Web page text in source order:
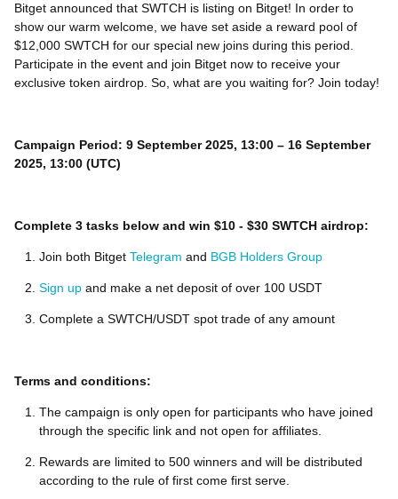
Bitget announced that SWTCH is listing on Bitget! In order to
show our warm welcome, we have set aside a reward pool of
$12,000 SWTCH for our special new joins during this period.
Participate in the event and join Bitget now to receive your
exclusive token airdrop. So, what are you waiting for? Join today!
Campaign Period: 9 September 2025, 13:00 – 16 September
2025, 13:00 (UTC)
Complete 3 tasks below and win $10 - $30 SWTCH airdrop:
Join both Bitget Telegram and BGB Holders Group
Sign up and make a net deposit of over 100 USDT
Complete a SWTCH/USDT spot trade of any amount
Terms and conditions:
The campaign is only open for participants who have joined
through the specific link and not open for affiliates.
Rewards are limited to 500 winners and will be distributed
according to the rule of first come first serve.